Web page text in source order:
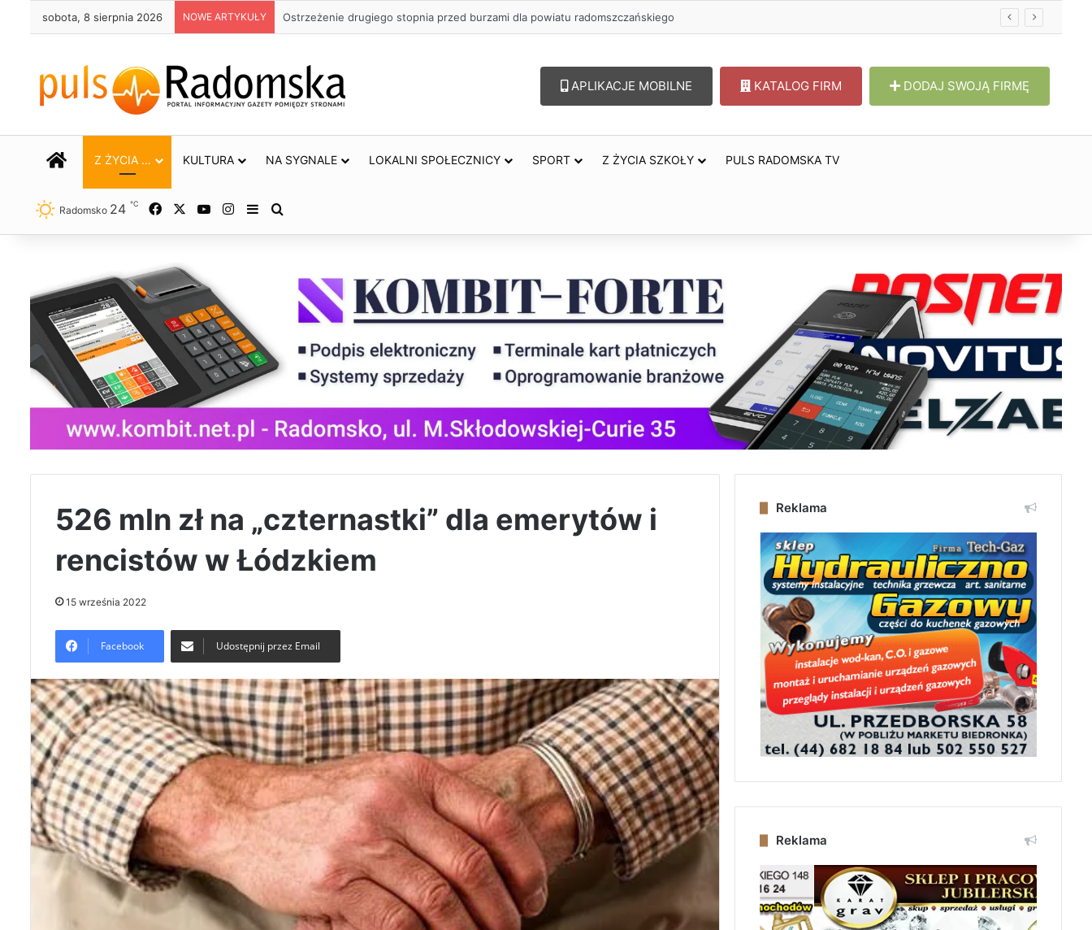
sobota, 8 sierpnia 2026 NOWE ARTYKUŁY Około 90 tys. zł na szkolenia pracowników. PUP w Radomsku ogłasza nabór wniosków
APLIKACJE MOBILNE KATALOG FIRM DODAJ SWOJĄ FIRMĘ
STRONA GŁÓWNA
Z ŻYCIA … KULTURA NA SYGNALE LOKALNI SPOŁECZNICY SPORT Z ŻYCIA SZKOŁY PULS RADOMSKA TV
Radomsko 24 ℃ Facebook YouTubeInstagram
Sidebar
526 mln zł na „czternastki” dla emerytów i
rencistów w Łódzkiem
15 września 2022
Facebook Udostępnij przez Email
Reklama
Reklama